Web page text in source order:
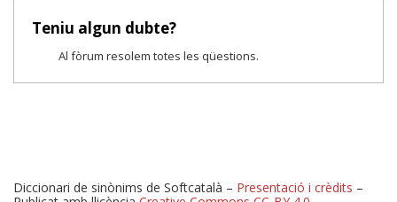
Teniu algun dubte?
Al fòrum resolem totes les qüestions.
Diccionari de sinònims de Softcatalà – Presentació i crèdits –